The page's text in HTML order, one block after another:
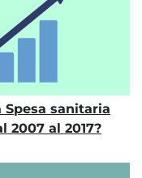
Spesa sanitaria
2007 al 2017?